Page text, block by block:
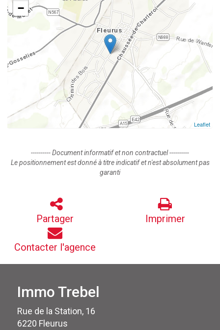
−
Leaflet
---------- Document informatif et non contractuel ----------
Le positionnement est donné à titre indicatif et n'est absolument pas
garanti
Partager Imprimer
Contacter l'agence
Immo Trebel
Rue de la Station, 16
6220 Fleurus